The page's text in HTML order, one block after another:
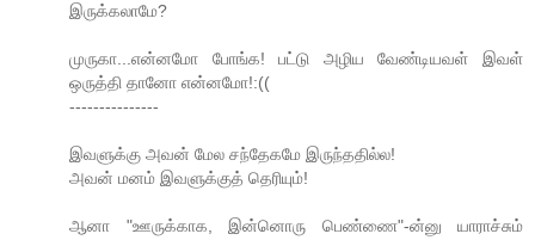
இருக்கலாமே?
முருகா...என்னமோ போங்க! பட்டு அழிய வேண்டியவள் இவள்
ஒருத்தி தானோ என்னமோ!:((
---------------
இவளுக்கு அவன் மேல சந்தேகமே இருந்ததில்ல!
அவன் மனம் இவளுக்குத் தெரியும்!
ஆனா "ஊருக்காக, இன்னொரு பெண்ணை"-ன்னு யாராச்சும்